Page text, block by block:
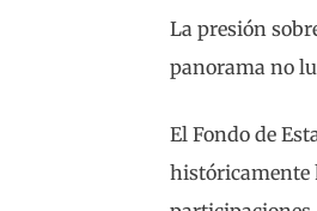
La presión
panorama no
El Fondo de
históricamente